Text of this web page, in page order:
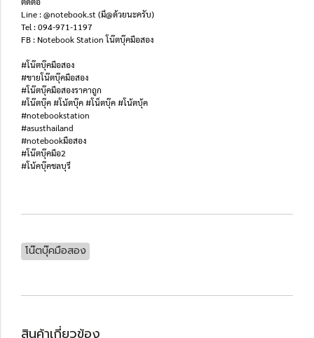
Line : @notebook.st (มี@ด้วยนะครับ)
Tel : 094-971-1197
FB : Notebook Station โน๊ตบุ๊คมือสอง
#โน๊ตบุ๊คมือสอง
#ขายโน๊ตบุ๊คมือสอง
#โน๊ตบุ๊คมือสองราคาถูก
#โน๊ตบุ๊ค #โน้ตบุ๊ค #โน็ตบุ๊ค #โน้ตบุ้ค
#notebookstation
#asusthailand
#notebookมือสอง
#โน๊ตบุ๊คมือ2
#โน้คบุ๊คชลบุรี
โน๊ตบุ๊คมือสอง
สินค้าเกี่ยวข้อง